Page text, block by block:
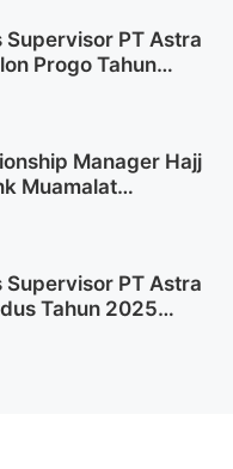
Supervisor PT Astra
Progo Tahun
Manager Hajj
Muamalat
Supervisor PT Astra
Tahun 2025